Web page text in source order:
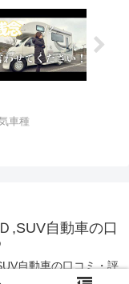
車種
,SUV自動車の口
自動車の口コミ・評